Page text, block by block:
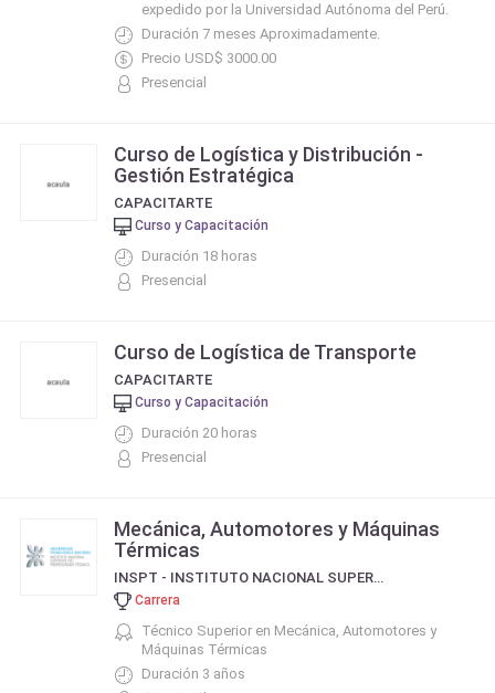
expedido por la Universidad Autónoma del Perú.
Duración 7 meses Aproximadamente.
Precio USD$ 3000.00
Presencial
Curso de Logística y Distribución -
Gestión Estratégica
CAPACITARTE
Curso y Capacitación
Duración 18 horas
Presencial
Curso de Logística de Transporte
CAPACITARTE
Curso y Capacitación
Duración 20 horas
Presencial
Mecánica, Automotores y Máquinas
Térmicas
INSPT - INSTITUTO NACIONAL SUPERIOR DEL PROFESORADO TÉCNICO DE LA UNIVERSIDAD TECNOLÓGICA NACIONAL
Carrera
Técnico Superior en Mecánica, Automotores y
Máquinas Térmicas
Duración 3 años